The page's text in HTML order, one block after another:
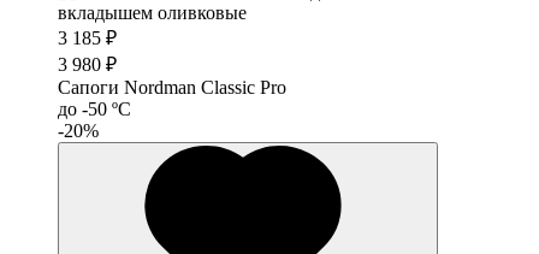
3 185 ₽
3 980 ₽
Сапоги Nordman Classic Pro
до -50 ºС
-20%